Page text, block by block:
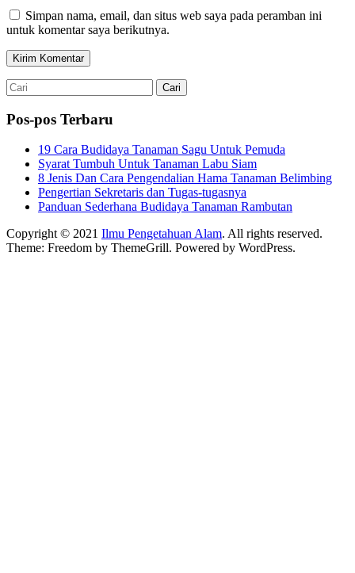
Simpan nama, email, dan situs web saya pada peramban ini
untuk komentar saya berikutnya.
Pos-pos Terbaru
19 Cara Budidaya Tanaman Sagu Untuk Pemuda
Syarat Tumbuh Untuk Tanaman Labu Siam
8 Jenis Dan Cara Pengendalian Hama Tanaman Belimbing
Pengertian Sekretaris dan Tugas-tugasnya
Panduan Sederhana Budidaya Tanaman Rambutan
Copyright © 2021 Ilmu Pengetahuan Alam. All rights reserved.
Theme: Freedom by ThemeGrill. Powered by WordPress.